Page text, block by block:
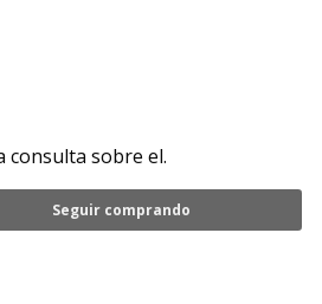
consulta sobre el.
Seguir comprando